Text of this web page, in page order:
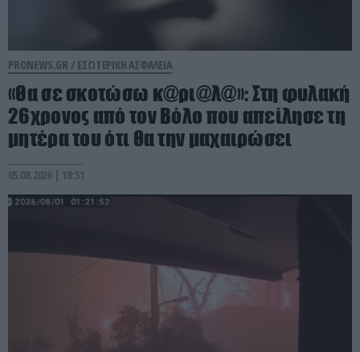
PRONEWS.GR / ΕΣΩΤΕΡΙΚΗ ΑΣΦΑΛΕΙΑ
«Θα σε σκοτώσω κ@ρι@λ@»: Στη φυλακή
26χρονος από τον Βόλο που απείλησε τη
μητέρα του ότι θα την μαχαιρώσει
05.08.2026 | 18:51